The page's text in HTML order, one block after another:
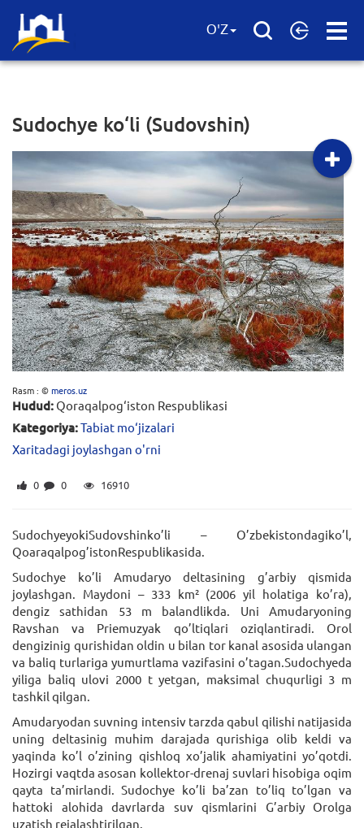
Open
O'Z
Sudochye ko‘li (Sudovshin)
Rasm : ©meros.uz
Hudud: Qoraqalpog‘iston Respublikasi
Kategoriya:Tabiat mo‘jizalari
Xaritadagi joylashgan o'rni
0 0 16910
SudochyeyokiSudovshinko’li – O’zbekistondagiko’l,
Qoaraqalpog’istonRespublikasida.
Sudochye ko’li Amudaryo deltasining g’arbiy qismida
joylashgan. Maydoni – 333 km² (2006 yil holatiga ko’ra),
dengiz sathidan 53 m balandlikda. Uni Amudaryoning
Ravshan va Priemuzyak qo’ltiqlari oziqlantiradi. Orol
dengizinig qurishidan oldin u bilan tor kanal asosida ulangan
va baliq turlariga yumurtlama vazifasini o’tagan.Sudochyeda
yiliga baliq ulovi 2000 t yetgan, maksimal chuqurligi 3 m
tashkil qilgan.
Amudaryodan suvning intensiv tarzda qabul qilishi natijasida
uning deltasinig muhim darajada qurishiga olib keldi va
yaqinda ko’l o’zining qishloq xo’jalik ahamiyatini yo’qotdi.
Hozirgi vaqtda asosan kollektor-drenaj suvlari hisobiga oqim
qayta ta’mirlandi. Sudochye ko’li ba’zan to’liq to’lgan va
hattoki alohida davrlarda suv qismlarini G’arbiy Orolga
uzatish rejalashtirilgan.